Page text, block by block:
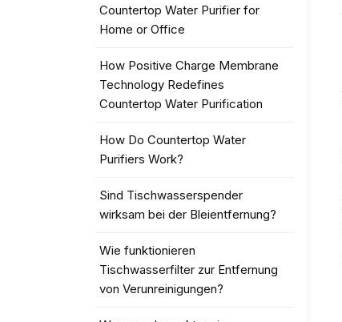
Countertop Water Purifier for
Home or Office
How Positive Charge Membrane
Technology Redefines
Countertop Water Purification
How Do Countertop Water
Purifiers Work?
Sind Tischwasserspender
wirksam bei der Bleientfernung?
Wie funktionieren
Tischwasserfilter zur Entfernung
von Verunreinigungen?